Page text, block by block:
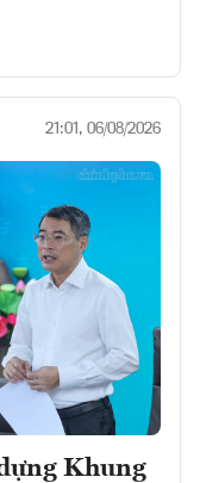
21:01, 06/08/2026
Khung